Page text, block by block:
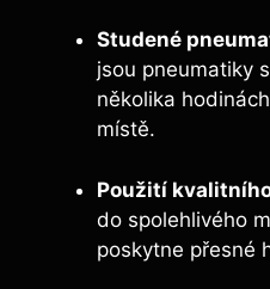
Studené
jsou pneumatiky
několika
místě.
Použití
do spolehlivého
poskytne přesné